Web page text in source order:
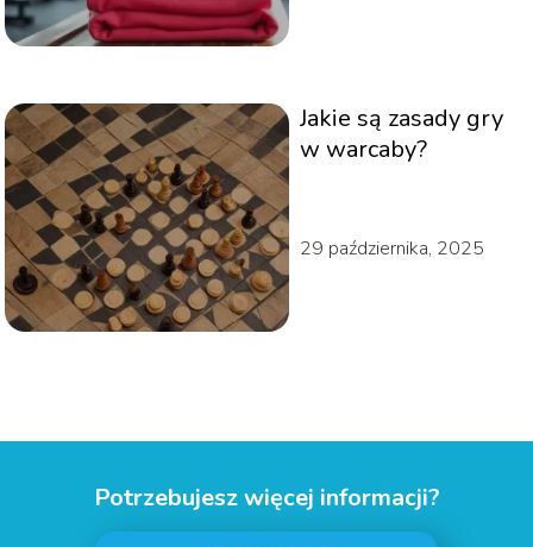
Jakie są zasady gry
w warcaby?
29 października, 2025
Potrzebujesz więcej informacji?